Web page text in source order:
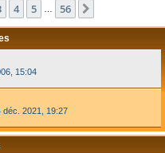
56 4 5 56
15:04
déc. 2021, 19:27